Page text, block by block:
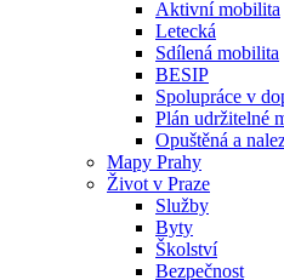
Aktivní mobilita
Letecká
Sdílená mobilita
BESIP
Spolupráce v
Plán udržitelné
Opuštěná a
Mapy Prahy
Život v Praze
Služby
Byty
Školství
Bezpečnost